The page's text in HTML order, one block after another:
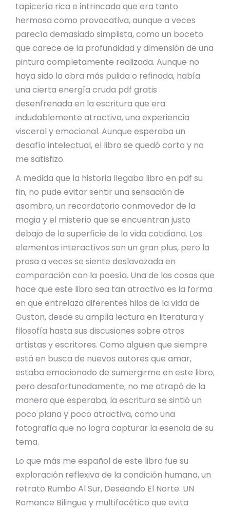
tapicería rica e intrincada que era tanto
hermosa como provocativa, aunque a veces
parecía demasiado simplista, como un boceto
que carece de la profundidad y dimensión de una
pintura completamente realizada. Aunque no
haya sido la obra más pulida o refinada, había
una cierta energía cruda pdf gratis
desenfrenada en la escritura que era
indudablemente atractiva, una experiencia
visceral y emocional. Aunque esperaba un
desafío intelectual, el libro se quedó corto y no
me satisfizo.
A medida que la historia llegaba libro en pdf su
fin, no pude evitar sentir una sensación de
asombro, un recordatorio conmovedor de la
magia y el misterio que se encuentran justo
debajo de la superficie de la vida cotidiana. Los
elementos interactivos son un gran plus, pero la
prosa a veces se siente deslavazada en
comparación con la poesía. Una de las cosas que
hace que este libro sea tan atractivo es la forma
en que entrelaza diferentes hilos de la vida de
Guston, desde su amplia lectura en literatura y
filosofía hasta sus discusiones sobre otros
artistas y escritores. Como alguien que siempre
está en busca de nuevos autores que amar,
estaba emocionado de sumergirme en este libro,
pero desafortunadamente, no me atrapó de la
manera que esperaba, la escritura se sintió un
poco plana y poco atractiva, como una
fotografía que no logra capturar la esencia de su
tema.
Lo que más me español de este libro fue su
exploración reflexiva de la condición humana, un
retrato Rumbo Al Sur, Deseando El Norte: UN
Romance Bilingue y multifacético que evita